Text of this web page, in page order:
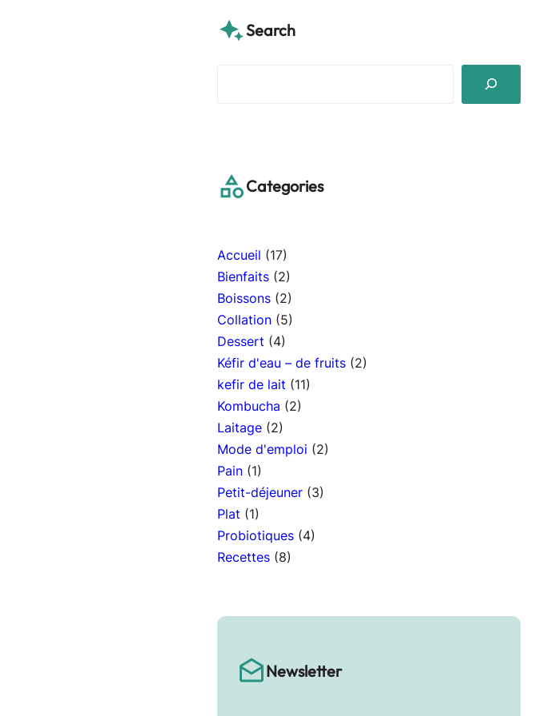
Search
Categories
Accueil (17)
Bienfaits(2)
Boissons(2)
Collation(5)
Dessert (4)
Kéfir d'eau – de fruits(2)
kefir de lait (11)
Kombucha (2)
Laitage(2)
Mode d'emploi (2)
Pain(1)
Petit-déjeuner(3)
Plat (1)
Probiotiques(4)
Recettes(8)
Newsletter